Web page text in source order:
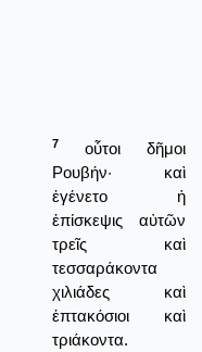
7
οὗτοι δῆμοι
Ρουβήν· καὶ
ἐγένετο ἡ
ἐπίσκεψις αὐτῶν
τρεῖς καὶ
τεσσαράκοντα
χιλιάδες καὶ
ἑπτακόσιοι καὶ
τριάκοντα.